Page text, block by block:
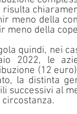
risulta
meno della
meno della
quindi, nei
2022, le
(12
la distinta
successivi al
circostanza.